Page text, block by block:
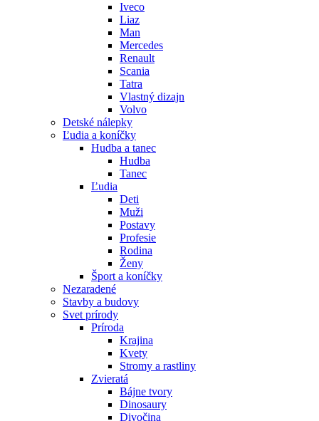
Iveco
Liaz
Man
Mercedes
Renault
Scania
Tatra
Vlastný dizajn
Volvo
Detské nálepky
Ľudia a koníčky
Hudba a tanec
Hudba
Tanec
Ľudia
Deti
Muži
Postavy
Profesie
Rodina
Ženy
Šport a koníčky
Nezaradené
Stavby a budovy
Svet prírody
Príroda
Krajina
Kvety
Stromy a rastliny
Zvieratá
Bájne tvory
Dinosaury
Divočina